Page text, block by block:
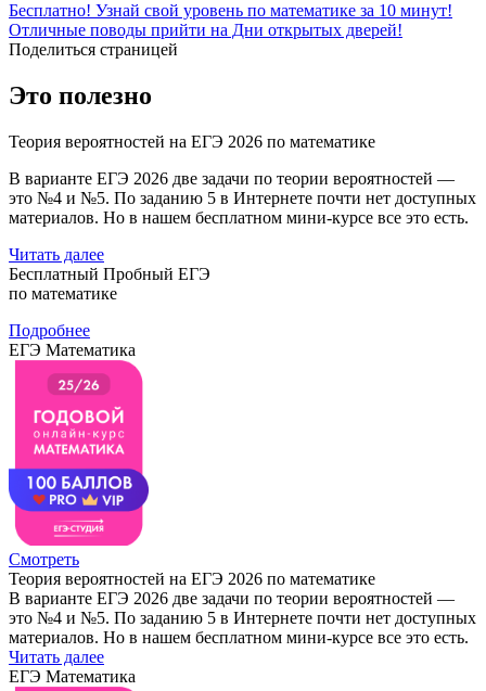
Бесплатно! Узнай свой уровень по математике за 10 минут!
Отличные поводы прийти на Дни открытых дверей!
Поделиться страницей
Это полезно
Теория вероятностей на ЕГЭ 2026 по математике
В варианте ЕГЭ 2026 две задачи по теории вероятностей —
это №4 и №5. По заданию 5 в Интернете почти нет доступных
материалов. Но в нашем бесплатном мини-курсе все это есть.
Читать далее
Бесплатный Пробный ЕГЭ
по математике
Подробнее
ЕГЭ Математика
Смотреть
Теория вероятностей на ЕГЭ 2026 по математике
В варианте ЕГЭ 2026 две задачи по теории вероятностей —
это №4 и №5. По заданию 5 в Интернете почти нет доступных
материалов. Но в нашем бесплатном мини-курсе все это есть.
Читать далее
ЕГЭ Математика